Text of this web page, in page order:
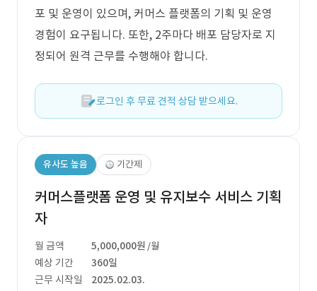
포 및 운영이 있으며, 커머스 플랫폼의 기획 및 운영
경험이 요구됩니다. 또한, 2주마다 배포 담당자로 지
정되어 원격 근무를 수행해야 합니다.
로그인 후 무료 견적 상담 받으세요.
유사도 높음 기간제
커머스플랫폼 운영 및 유지보수 서비스 기획
자
월 금액 5,000,000원 /월
예상 기간
360일
근무 시작일
2025.02.03.